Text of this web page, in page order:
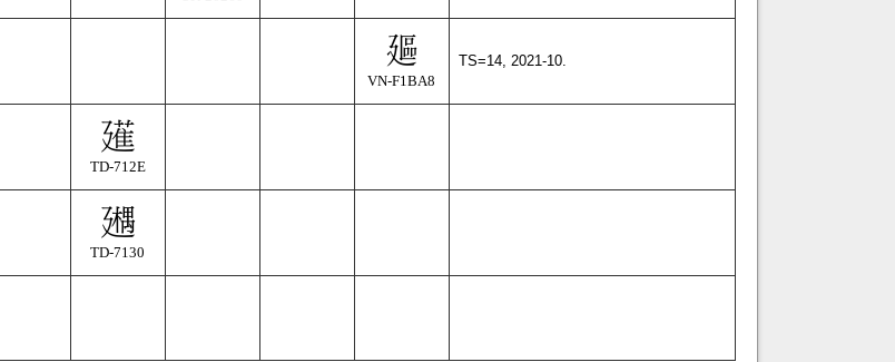
VN-F1BA8
TS=14, 2021-10.
TD-712E
TD-7130